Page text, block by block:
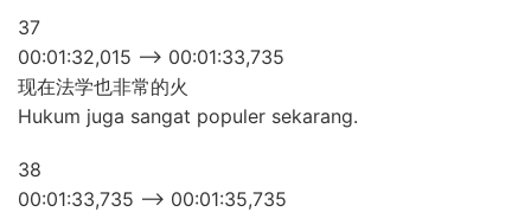
37
00:01:32,015 –> 00:01:33,735
现在法学也非常的火
Hukum juga sangat populer sekarang.
38
00:01:33,735 –> 00:01:35,735